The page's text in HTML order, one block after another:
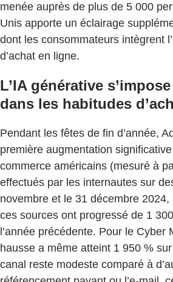
menée auprès de plus de 5 000
Unis apporte un éclairage
dont les consommateurs intègrent
d’achat en ligne.
L’IA générative
dans les habitudes
Pendant les fêtes de fin d’année,
première augmentation
commerce américains (mesuré à
effectués par les internautes sur
novembre et le 31 décembre
ces sources ont progressé de 1
l’année précédente. Pour le Cyber
hausse a même atteint 1 950 %
canal reste modeste comparé à